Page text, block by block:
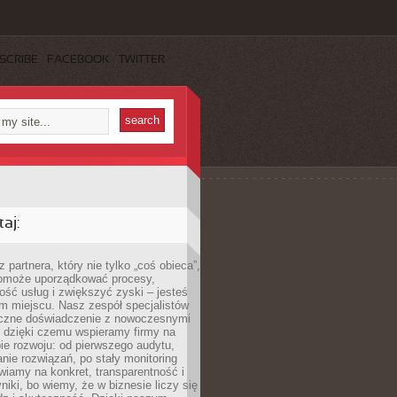
FACEBOOK TWITTER
partnera, który nie tylko „coś obieca”,
uporządkować procesy,
usług i zwiększyć zyski – jesteś
miejscu. Nasz zespół specjalistów
doświadczenie z nowoczesnymi
dzięki czemu wspieramy firmy na
rozwoju: od pierwszego audytu,
rozwiązań, po stały monitoring
na konkret, transparentność i
bo wiemy, że w biznesie liczy się